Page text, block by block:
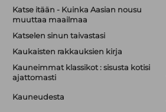
Katse itään - Kuinka Aasian nousu
muuttaa maailmaa
Katselen sinun taivastasi
Kaukaisten rakkauksien kirja
Kauneimmat klassikot : sisusta kotisi
ajattomasti
Kauneudesta